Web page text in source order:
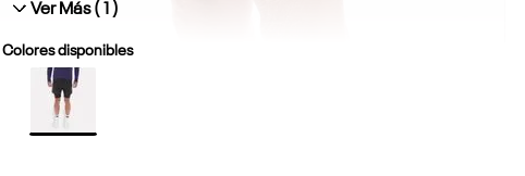
Ver Más ( 1)
Colores disponibles